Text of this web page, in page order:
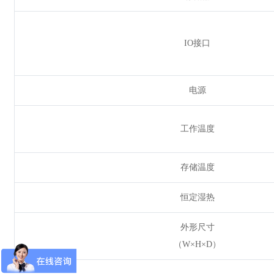
IO接口
电源
工作温度
存储温度
恒定湿热
外形尺寸
（W×H×D）